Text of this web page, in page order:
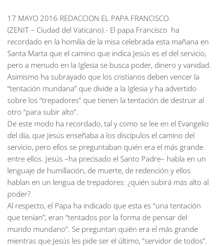
17 MAYO 2016 REDACCION EL PAPA FRANCISCO.
(ZENIT – Ciudad del Vaticano).- El papa Francisco ha
recordado en la homilía de la misa celebrada esta mañana en
Santa Marta que el camino que indica Jesús es el del servicio,
pero a menudo en la Iglesia se busca poder, dinero y vanidad.
Asimismo ha subrayado que los cristianos deben vencer la
“tentación mundana” que divide a la Iglesia y ha advertido
sobre los “trepadores” que tienen la tentación de destruir al
otro “para subir alto”.
De este modo ha recordado, tal y como se lee en el Evangelio
del día, que Jesús enseñaba a los discípulos el camino del
servicio, pero ellos se preguntaban quién era el más grande
entre ellos. Jesús –ha precisado el Santo Padre– habla en un
lenguaje de humillación, de muerte, de redención y ellos
hablan en un lengua de trepadores: ¿quién subirá más alto al
poder?
Al respecto, el Papa ha indicado que esta es “una tentación
que tenían”, eran “tentados por la forma de pensar del
mundo mundano”. Se preguntan quién era el más grande
mientras que Jesús les pide ser el último, “servidor de todos”.